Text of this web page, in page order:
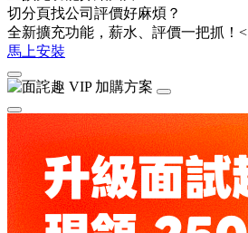
切分頁找公司評價好麻煩？
全新擴充功能，薪水、評價一把抓！<
馬上安裝